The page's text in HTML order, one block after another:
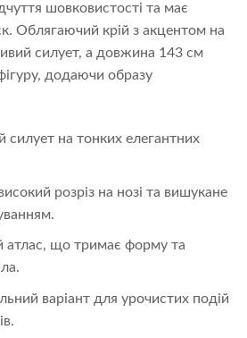
шовковистості та має
Облягаючий крій з акцентом на
силует, а довжина 143 см
додаючи образу
силует на тонких елегантних
розріз на нозі та вишукане
атлас, що тримає форму та
варіант для урочистих подій